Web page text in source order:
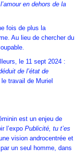
en dehors de la
fois de plus la
Au lieu de chercher du
le 11 sept 2024 :
de l’état de
travail de Muriel
est un enjeu de
l’expo Publicité, tu t’es
vision androcentrée et
un seul homme, dans